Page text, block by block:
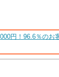
円！96.6％のお